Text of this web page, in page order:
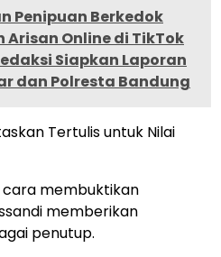
Penipuan Berkedok
Online di TikTok
Siapkan Laporan
dan Polresta Bandung
Tertulis untuk Nilai
membuktikan
memberikan
penutup.